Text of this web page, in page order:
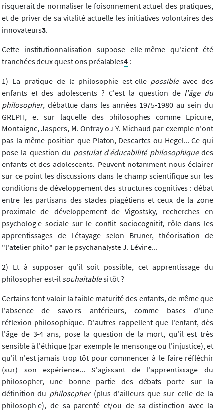
risquerait de normaliser le foisonnement actuel des pratiques,
et de priver de sa vitalité actuelle les initiatives volontaires des
innovateurs3.
Cette institutionnalisation suppose elle-même qu'aient été
tranchées deux questions préalables4 :
1) La pratique de la philosophie est-elle possibleavec des
enfants et des adolescents ? C'est la question de l'âge du
philosopher, débattue dans les années 1975-1980 au sein du
GREPH, et sur laquelle des philosophes comme Epicure,
Montaigne, Jaspers, M. Onfray ou Y. Michaud par exemple n'ont
pas la même position que Platon, Descartes ou Hegel... Ce qui
pose la question du postulat d'éducabilité philosophiquedes
enfants et des adolescents. Peuvent notamment nous éclairer
sur ce point les discussions dans le champ scientifique sur les
conditions de développement des structures cognitives : débat
entre les partisans des stades piagétiens et ceux de la zone
proximale de développement de Vigostsky, recherches en
psychologie sociale sur le conflit sociocognitif, rôle dans les
apprentissages de l'étayage selon Bruner, théorisation de
"l'atelier philo" par le psychanalyste J. Lévine...
2) Et à supposer qu'il soit possible, cet apprentissage du
philosopher est-il souhaitablesi tôt ?
Certains font valoir la faible maturité des enfants, de même que
l'absence de savoirs antérieurs, comme bases d'une
réflexion philosophique. D'autres rappellent que l'enfant, dès
l'âge de 3-4 ans, pose la question de la mort, qu'il est très
sensible à l'éthique (par exemple le mensonge ou l'injustice), et
qu'il n'est jamais trop tôt pour commencer à le faire réfléchir
(sur) son expérience... S'agissant de l'apprentissage du
philosopher, une bonne partie des débats porte sur la
définition du philosopher (plus d'ailleurs que sur celle de la
philosophie), de sa parenté et/ou de sa distinction avec la